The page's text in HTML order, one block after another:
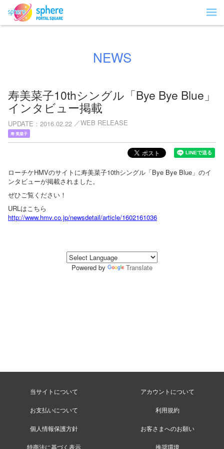
NEWS
寿美菜子10thシングル「Bye Bye Blue」
インタビュー掲載
UPDATE 2016.02.22 WEB RELEASE
寿 美菜子
ローチケHMVのサイトに寿美菜子10thシングル「Bye Bye Blue」のイ
ンタビューが掲載されました。
ぜひご覧ください！
URLはこちら
http://www.hmv.co.jp/newsdetail/article/1602161036
Powered by Translate
当サイトについて アカウントについて
お支払いについて 利用規約
個人情報保護方針 お客さまへのお願い
特商法に基づく表示 推奨環境